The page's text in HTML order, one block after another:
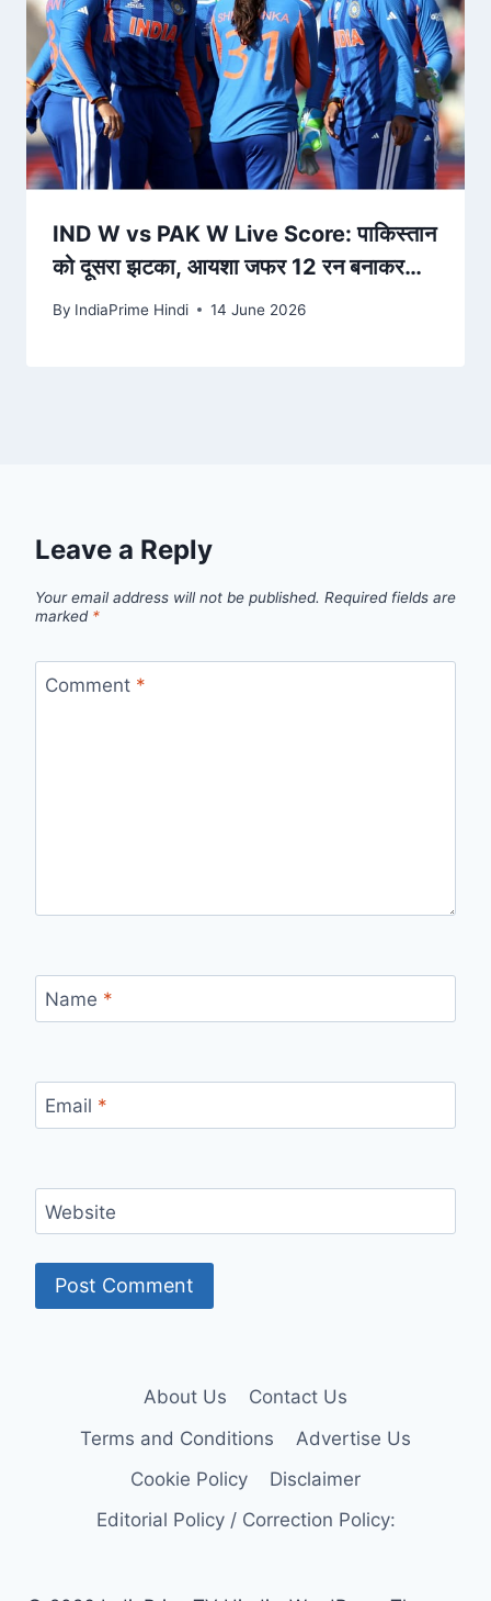
IND W vs PAK W Live Score: पाकिस्तान
को दूसरा झटका, आयशा जफर 12 रन बनाकर
आउट; दीप्ति को दूसरी सफलता मिली
By IndiaPrime Hindi 14 June 2026
Leave a Reply
Your email address will not be published. Required fields are
marked *
Comment *
Name *
Email *
Website
About Us
Contact Us
Terms and Conditions
Advertise Us
Cookie Policy
Disclaimer
Editorial Policy / Correction Policy: